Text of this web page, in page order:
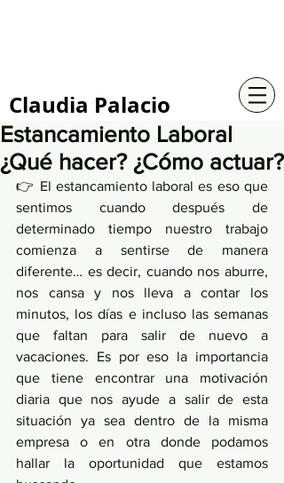
Claudia Palacio
Estancamiento Laboral
¿Qué hacer? ¿Cómo actuar?
👉 El estancamiento laboral es eso que
sentimos cuando después de
determinado tiempo nuestro trabajo
comienza a sentirse de manera
diferente… es decir, cuando nos aburre,
nos cansa y nos lleva a contar los
minutos, los días e incluso las semanas
que faltan para salir de nuevo a
vacaciones. Es por eso la importancia
que tiene encontrar una motivación
diaria que nos ayude a salir de esta
situación ya sea dentro de la misma
empresa o en otra donde podamos
hallar la oportunidad que estamos